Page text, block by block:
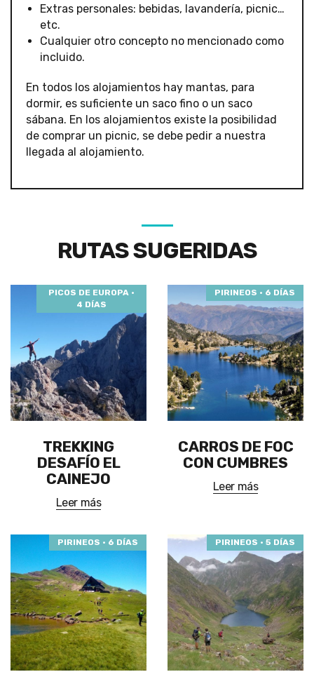
Extras personales: bebidas, lavandería, picnic…
etc.
Cualquier otro concepto no mencionado como
incluido.
En todos los alojamientos hay mantas, para
dormir, es suficiente un saco fino o un saco
sábana. En los alojamientos existe la posibilidad
de comprar un picnic, se debe pedir a nuestra
llegada al alojamiento.
RUTAS SUGERIDAS
PICOS DE EUROPA ·
4 DÍAS
TREKKING
DESAFÍO EL
CAINEJO
Leer más
PIRINEOS · 6 DÍAS
CARROS DE FOC
CON CUMBRES
Leer más
PIRINEOS · 6 DÍAS PIRINEOS · 5 DÍAS